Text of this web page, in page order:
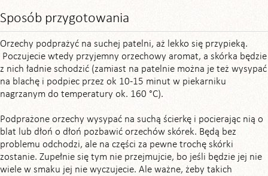
Sposób przygotowania
Orzechy podprażyć na suchej patelni, aż lekko się przypieką.
Poczujecie wtedy przyjemny orzechowy aromat, a skórka będzie
z nich ładnie schodzić (zamiast na patelnie można je też wysypać
na blachę i podpiec przez ok 10-15 minut w piekarniku
nagrzanym do temperatury ok. 160 °C).
Podprażone orzechy wysypać na suchą ścierkę i pocierając nią o
blat lub dłoń o dłoń pozbawić orzechów skórek. Będą bez
problemu odchodzi, ale na części za pewne trochę skórki
zostanie. Zupełnie się tym nie przejmujcie, bo jeśli będzie jej nie
wiele w smaku jej nie wyczujecie. Ale ważne, żeby takich